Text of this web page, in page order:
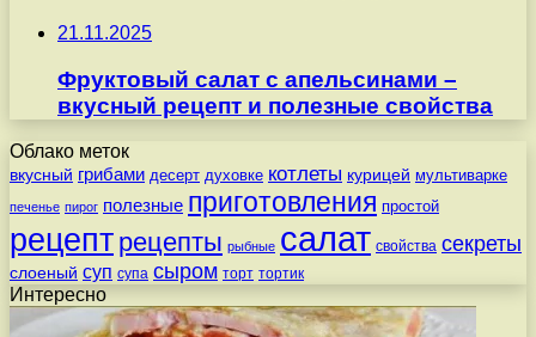
21.11.2025
Фруктовый салат с апельсинами –
вкусный рецепт и полезные свойства
Облако меток
вкусный грибами десерт духовке котлеты курицей мультиварке
печенье пирог полезные приготовления простой
рецепт рецепты рыбные салат свойства секреты
слоеный суп супа сыром торт тортик
Интересно